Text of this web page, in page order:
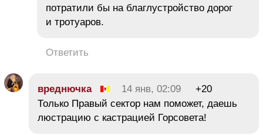
потратили бы на благлустройство дорог
и тротуаров.
Ответить
вреднючка 14 янв, 02:09
+20
Только Правый сектор нам поможет, даешь
люстрацию с кастрацией Горсовета!